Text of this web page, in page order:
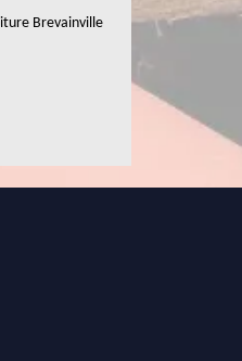
Brevainville